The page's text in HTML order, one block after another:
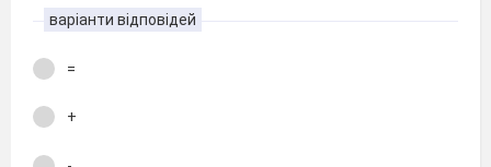
варіанти відповідей
=
+